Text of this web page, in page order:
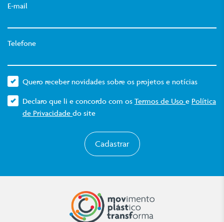
E-mail
Telefone
Quero receber novidades sobre os projetos e notícias
Declaro que li e concordo com os Termos de Uso e Política
de Privacidade do site
Cadastrar